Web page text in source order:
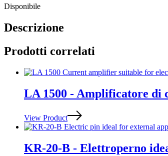
Disponibile
Descrizione
Prodotti correlati
LA 1500 - Amplificatore di
View Product
KR-20-B - Elettroperno